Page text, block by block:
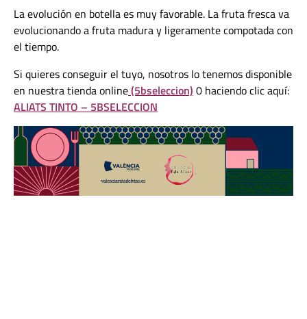
La evolución en botella es muy favorable. La fruta fresca va
evolucionando a fruta madura y ligeramente compotada con
el tiempo.
Si quieres conseguir el tuyo, nosotros lo tenemos disponible
en nuestra tienda online(5bseleccion) 0 haciendo clic aquí:
ALIATS TINTO – 5BSELECCION